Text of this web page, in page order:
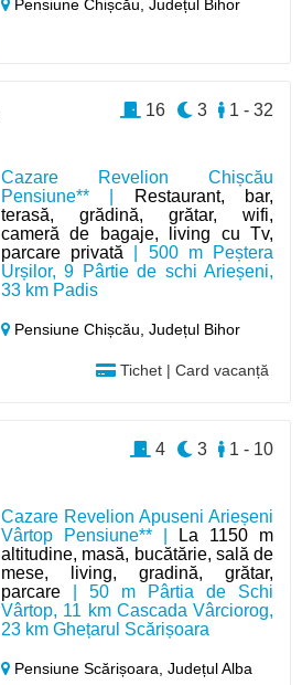
Pensiune Chișcău,Județul Bihor
Cazare Revelion Chișcău
Pensiune** |
Restaurant, bar,
terasă, grădină, grătar, wifi,
cameră de bagaje, living cu Tv,
parcare privată | 500 m Peștera
Urșilor, 9 Pârtie de schi Arieșeni,
33 km Padis
Pensiune Chișcău,Județul Bihor
Tichet | Card vacanță
1 - 32
3
16
Cazare Revelion Apuseni Arieșeni
Vârtop Pensiune** |
La 1150 m
altitudine, masă, bucătărie, sală de
mese, living, gradină, grătar,
parcare | 50 m Pârtia de Schi
Vârtop, 11 km Cascada Vârciorog,
23 km Ghețarul Scărișoara
Pensiune Scărișoara,Județul Alba
1 - 10
3
4